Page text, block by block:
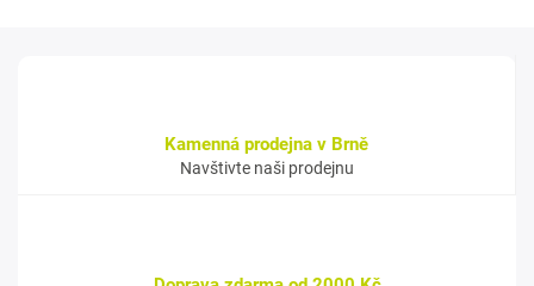
Kamenná prodejna v Brně
Navštivte naši prodejnu